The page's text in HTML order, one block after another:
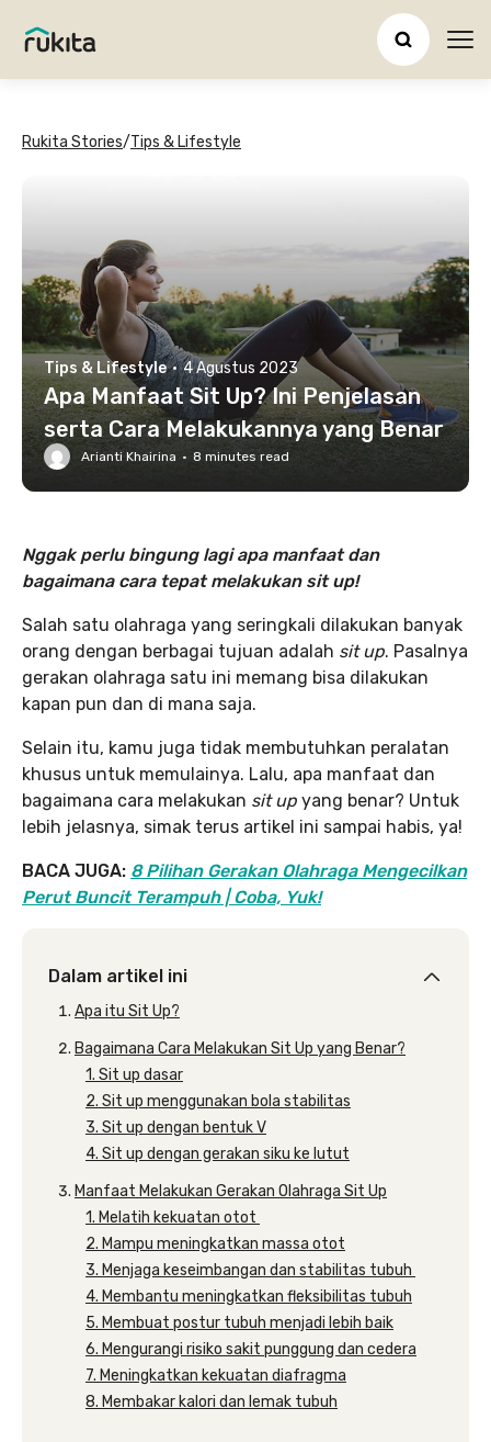
Rukita Stories/Tips & Lifestyle
Tips & Lifestyle · 4 Agustus 2023
Apa Manfaat Sit Up? Ini Penjelasan
serta Cara Melakukannya yang Benar
Arianti Khairina · 8 minutes read
Nggak perlu bingung lagi apa manfaat dan
bagaimana cara tepat melakukan sit up!
Salah satu olahraga yang seringkali dilakukan banyak
orang dengan berbagai tujuan adalah sit up. Pasalnya
gerakan olahraga satu ini memang bisa dilakukan
kapan pun dan di mana saja.
Selain itu, kamu juga tidak membutuhkan peralatan
khusus untuk memulainya. Lalu, apa manfaat dan
bagaimana cara melakukan sit up yang benar? Untuk
lebih jelasnya, simak terus artikel ini sampai habis, ya!
BACA JUGA: 8 Pilihan Gerakan Olahraga Mengecilkan
Perut Buncit Terampuh | Coba, Yuk!
Dalam artikel ini
Apa itu Sit Up?
Bagaimana Cara Melakukan Sit Up yang Benar?
1. Sit up dasar
2. Sit up menggunakan bola stabilitas
3. Sit up dengan bentuk V
4. Sit up dengan gerakan siku ke lutut
Manfaat Melakukan Gerakan Olahraga Sit Up
1. Melatih kekuatan otot
2. Mampu meningkatkan massa otot
3. Menjaga keseimbangan dan stabilitas tubuh
4. Membantu meningkatkan fleksibilitas tubuh
5. Membuat postur tubuh menjadi lebih baik
6. Mengurangi risiko sakit punggung dan cedera
7. Meningkatkan kekuatan diafragma
8. Membakar kalori dan lemak tubuh